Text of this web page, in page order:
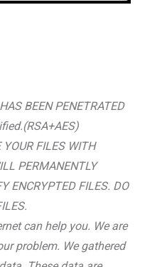
BEEN PENETRATED
FILES WITH
PERMANENTLY
ENCRYPTED FILES. DO
can help you. We are
problem. We gathered